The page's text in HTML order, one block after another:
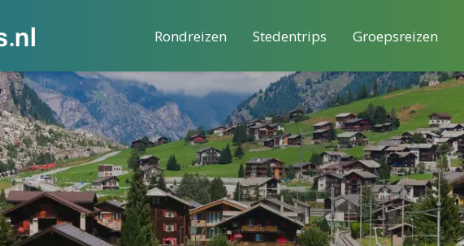
Rondreizen Stedentrips Groepsreizen